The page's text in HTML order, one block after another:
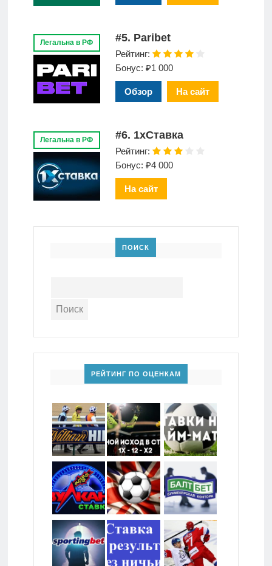
Легальна в РФ #5. Paribet
Рейтинг:
Бонус: ₽1 000
Обзор На сайт
Легальна в РФ #6. 1xСтавка
Рейтинг:
Бонус: ₽4 000
На сайт
ПОИСК
РЕЙТИНГ ПО ОЦЕНКАМ